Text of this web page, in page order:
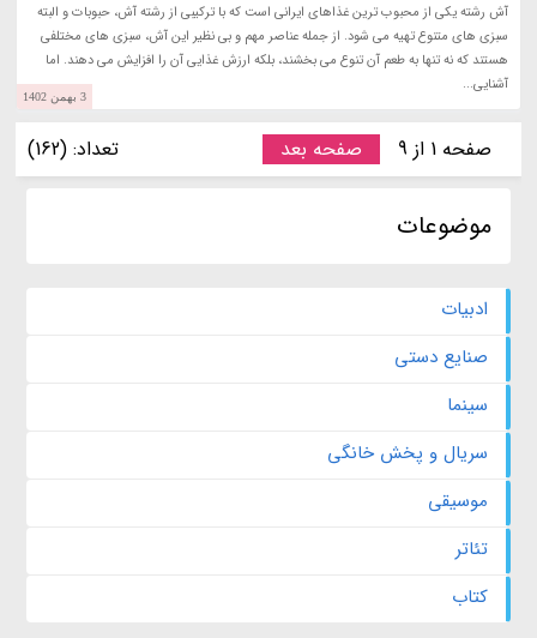
آش رشته یکی از محبوب ترین غذاهای ایرانی است که با ترکیبی از رشته آش، حبوبات و البته
سبزی های متنوع تهیه می شود. از جمله عناصر مهم و بی نظیر این آش، سبزی های مختلفی
هستند که نه تنها به طعم آن تنوع می بخشند، بلکه ارزش غذایی آن را افزایش می دهند. اما
آشنایی...
3 بهمن 1402
صفحه 1 از 9 صفحه بعد تعداد: (162)
موضوعات
ادبیات
صنایع دستی
سینما
سریال و پخش خانگی
موسیقی
تئاتر
کتاب